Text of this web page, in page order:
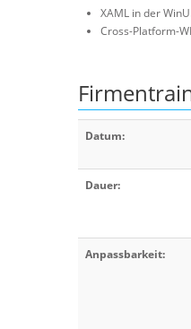
XAML in der
Cross-Platform-
Datum:
Dauer:
Anpassbarkeit: